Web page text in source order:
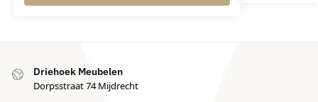
Driehoek Meubelen
Dorpsstraat 74 Mijdrecht